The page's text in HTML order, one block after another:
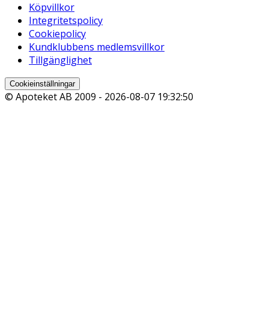
Köpvillkor
Integritetspolicy
Cookiepolicy
Kundklubbens medlemsvillkor
Tillgänglighet
Cookieinställningar
© Apoteket AB 2009 - 2026-08-07 19:32:50